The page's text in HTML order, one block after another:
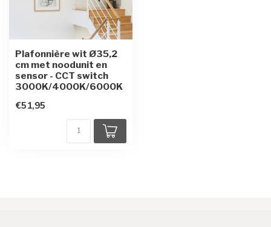
Plafonnière wit Ø35,2
cm met noodunit en
sensor - CCT switch
3000K/4000K/6000K
€51,95